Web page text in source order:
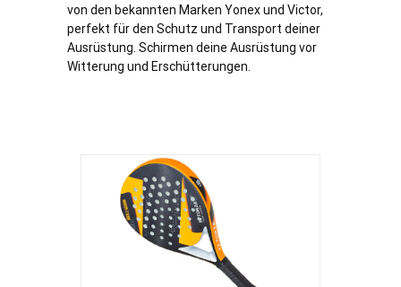
von den bekannten Marken Yonex und Victor,
perfekt für den Schutz und Transport deiner
Ausrüstung. Schirmen deine Ausrüstung vor
Witterung und Erschütterungen.